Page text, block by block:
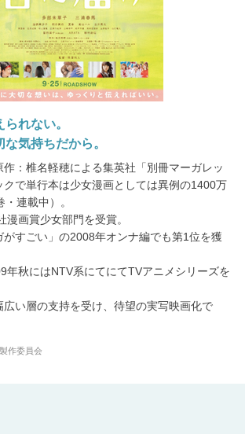
れない。
気持ちだから。
作：椎名軽穂による集英社「別冊マーガレッ
クで単行本は少女漫画としては異例の1400万
連載中）。
漫画賞少女部門を受賞。
すごい」の2008年オンナ編でも第1位を獲
年秋にはNTV系にてにてTVアニメシリーズを
い層の支持を受け、待望の実写映画化で
作委員会